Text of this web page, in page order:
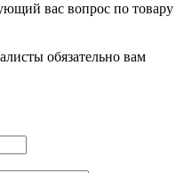
вас вопрос по товару
обязательно вам